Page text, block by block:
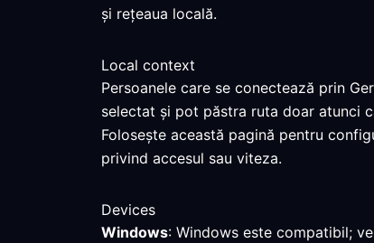
și rețeaua locală.
Local context
Persoanele care se conectează prin
selectat și pot păstra ruta doar atunci
Folosește această pagină pentru
privind accesul sau viteza.
Devices
Windows: Windows este compatibil;